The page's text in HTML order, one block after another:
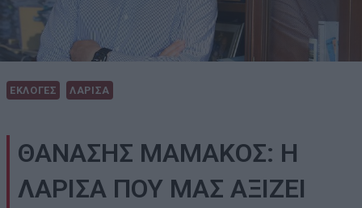
ΕΚΛΟΓΕΣ ΛΑΡΙΣΑ
ΘΑΝΑΣΗΣ ΜΑΜΑΚΟΣ: Η
ΛΑΡΙΣΑ ΠΟΥ ΜΑΣ ΑΞΙΖΕΙ